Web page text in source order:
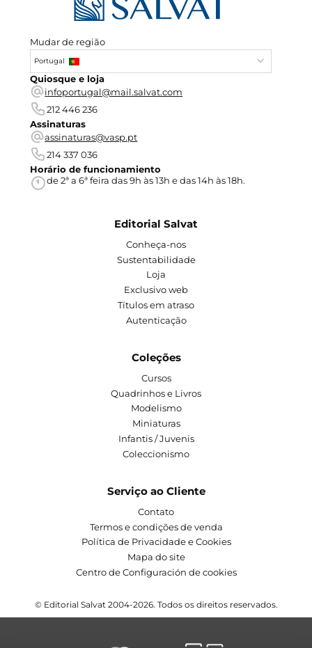
Mudar de região
Portugal
Quiosque e loja
infoportugal@mail.salvat.com
212 446 236
Assinaturas
assinaturas@vasp.pt
214 337 036
Horário de funcionamiento
de 2ª a 6ª feira das 9h às 13h e das 14h às 18h.
Editorial Salvat
Conheça-nos
Sustentabilidade
Loja
Exclusivo web
Títulos em atraso
Autenticação
Coleções
Cursos
Quadrinhos e Livros
Modelismo
Miniaturas
Infantis / Juvenis
Coleccionismo
Serviço ao Cliente
Contato
Termos e condições de venda
Política de Privacidade e Cookies
Mapa do site
Centro de Configuración de cookies
© Editorial Salvat 2004-2026. Todos os direitos reservados.